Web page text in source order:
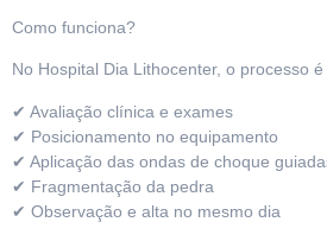
Como funciona?
No Hospital Dia Lithocenter, o processo
✔ Avaliação clínica e exames
✔ Posicionamento no equipamento
✔ Aplicação das ondas de choque
✔ Fragmentação da pedra
✔ Observação e alta no mesmo dia